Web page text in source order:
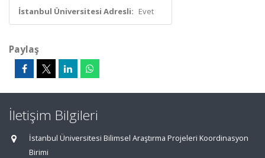
İstanbul Üniversitesi Adresli: Evet
Paylaş
İletişim Bilgileri
İstanbul Üniversitesi Bilimsel Araştırma Projeleri Koordinasyon
Birimi